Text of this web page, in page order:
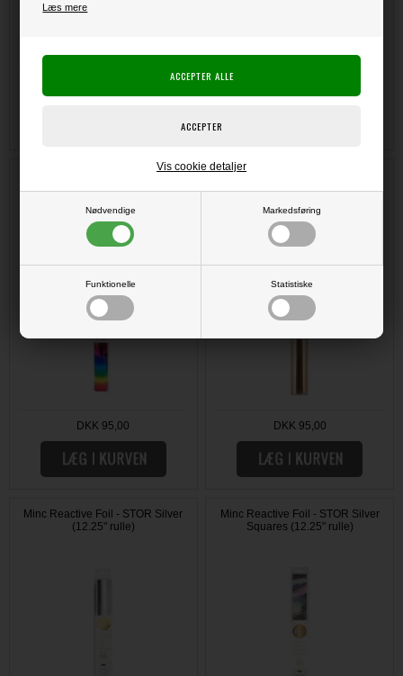
Læs mere
Nødvendige Markedsføring
Funktionelle Statistiske
Vis cookie detaljer
Minc Reactive Foil - STOR
DKK 95,00
Minc Reactive Foil - STOR ROSE
DKK 95,00
Minc Reactive Foil - STOR Silver
(12.25" rulle)
Minc Reactive Foil - STOR Silver
Squares (12.25" rulle)